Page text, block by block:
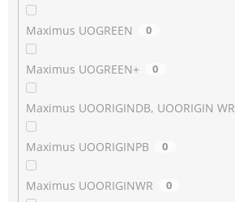
Maximus UOGREEN 0
Maximus UOGREEN+ 0
Maximus UOORIGINDB, UOORIGIN WR
Maximus UOORIGINPB 0
Maximus UOORIGINWR 0